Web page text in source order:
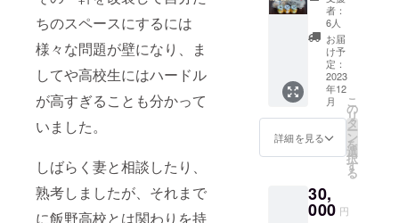
ちのスペースにするには
様々な問題が壁になり、ま
してや高校生にはハードル
が高すぎることも分かって
いました。
しばらく妻と相談したり、
熟考しましたが、それまで
に飯野高校とは関わりを持
りま
す！！
・内
容
WEB会
議アプ
リを
使った
イン
ミー
程
2024年
ロゴも
刻印し
ていま
す！ 多
用途に
使って
いただ
けると
思いま
す。 名
作った
リンゴ
ださい
まし
た。 食
べ放題
のイチ
ゴは大
きくて
甘〜い
と評判
です。
ただけ
れば、
ごバ
タープ
レミア
ムセッ
ト】
“2022
年みや
ざき
フード
アワー
ド”で賞
評価を
受けた
商品で
者：
6人
お届
け予
定：
2023
年12
月
詳細を見る
こ
の
リ
タ
ー
ン
を
選
択
す
る
30,
000 円